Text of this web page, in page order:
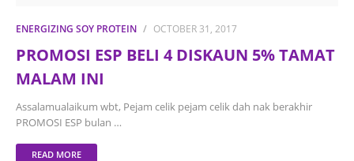
ENERGIZING SOY PROTEIN OCTOBER 31, 2017
PROMOSI ESP BELI 4 DISKAUN 5% TAMAT
MALAM INI
Assalamualaikum wbt, Pejam celik pejam celik dah nak berakhir
PROMOSI ESP bulan …
READ MORE